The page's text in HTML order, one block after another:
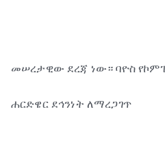
መሠረታዊው ደረጃ ነው። ባዮስ
ሐርድዌር ደኅንነት ለማረጋገጥ